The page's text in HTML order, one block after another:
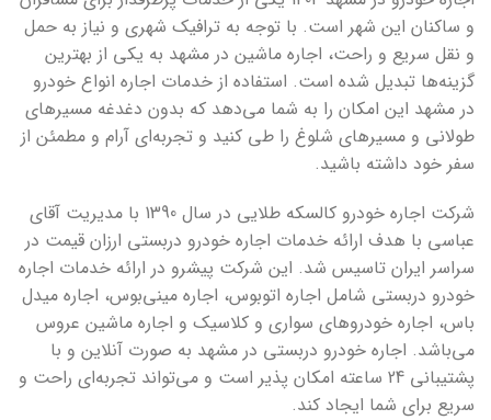
و ساکنان این شهر است. با توجه به ترافیک شهری و نیاز به حمل
و نقل سریع و راحت، اجاره ماشین در مشهد به یکی از بهترین
گزینه‌ها تبدیل شده است. استفاده از خدمات اجاره انواع خودرو
در مشهد این امکان را به شما می‌دهد که بدون دغدغه مسیرهای
طولانی و مسیرهای شلوغ را طی کنید و تجربه‌ای آرام و مطمئن از
سفر خود داشته باشید.
شرکت اجاره خودرو کالسکه طلایی در سال 1390 با مدیریت آقای
عباسی با هدف ارائه خدمات اجاره خودرو دربستی ارزان قیمت در
سراسر ایران تاسیس شد. این شرکت پیشرو در ارائه خدمات اجاره
خودرو دربستی شامل اجاره اتوبوس، اجاره مینی‌بوس، اجاره میدل
باس، اجاره خودروهای سواری و کلاسیک و اجاره ماشین عروس
می‌باشد. اجاره خودرو دربستی در مشهد به صورت آنلاین و با
پشتیبانی 24 ساعته امکان پذیر است و می‌تواند تجربه‌ای راحت و
سریع برای شما ایجاد کند.